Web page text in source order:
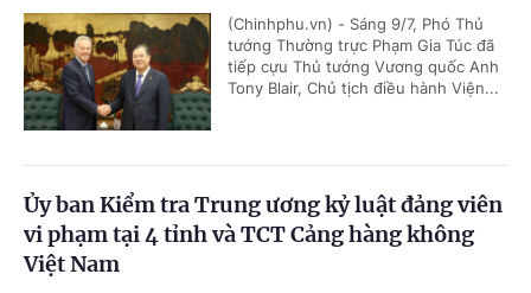
(Chinhphu.vn) - Sáng 9/7, Phó Thủ
tướng Thường trực Phạm Gia Túc đã
tiếp cựu Thủ tướng Vương quốc Anh
Tony Blair, Chủ tịch điều hành Viện...
Ủy ban Kiểm tra Trung ương kỷ luật đảng viên
vi phạm tại 4 tỉnh và TCT Cảng hàng không
Việt Nam